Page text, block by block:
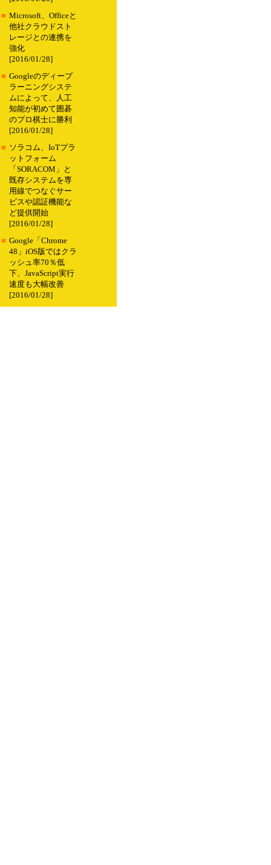
■ Microsoft、Officeと
他社クラウドスト
レージとの連携を
強化
[2016/01/28]
■ Googleのディープ
ラーニングシステ
ムによって、人工
知能が初めて囲碁
のプロ棋士に勝利
[2016/01/28]
■ ソラコム、IoTプラ
ットフォーム
「SORACOM」と
既存システムを専
用線でつなぐサー
ビスや認証機能な
ど提供開始
[2016/01/28]
■ Google「Chrome
48」iOS版ではクラ
ッシュ率70％低
下、JavaScript実行
速度も大幅改善
[2016/01/28]